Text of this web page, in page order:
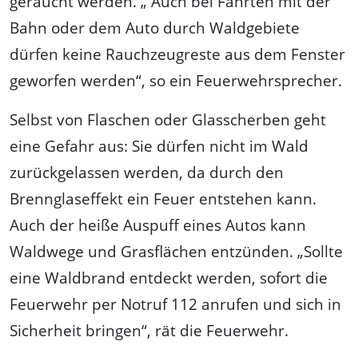
Bahn oder dem Auto durch Waldgebiete
dürfen keine Rauchzeugreste aus dem Fenster
geworfen werden“, so ein Feuerwehrsprecher.
Selbst von Flaschen oder Glasscherben geht
eine Gefahr aus: Sie dürfen nicht im Wald
zurückgelassen werden, da durch den
Brennglaseffekt ein Feuer entstehen kann.
Auch der heiße Auspuff eines Autos kann
Waldwege und Grasflächen entzünden. „Sollte
eine Waldbrand entdeckt werden, sofort die
Feuerwehr per Notruf 112 anrufen und sich in
Sicherheit bringen“, rät die Feuerwehr.